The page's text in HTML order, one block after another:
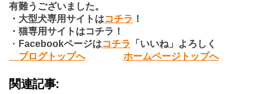
有難うございました。
・大型犬専用サイトはコチラ ！
・猫専用サイトはコチラ！
・ Facebookページはコチラ
「いいね」よろしく
ブログトップへ
ホームページトップへ
関連記事: